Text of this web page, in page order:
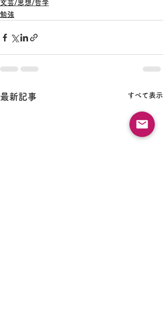
文芸/思想/哲学
勉強
最新記事 すべて表示